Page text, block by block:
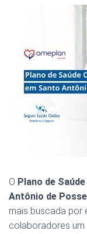
O Plano de
Antônio de Posse
mais buscada por
colaboradores um